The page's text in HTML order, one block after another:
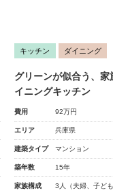
キッチン ダイニング
グリーンが似合う、
イニングキッチン
費用 92万円
エリア 兵庫県
建築タイプ マンション
築年数 15年
家族構成 3人（夫婦、子ども